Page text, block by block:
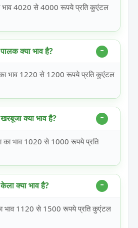
भाव 4020 से 4000 रूपये प्रति कुएंटल
क्या भाव है?
भाव 1220 से 1200 रूपये प्रति कुएंटल
क्या भाव है?
भाव 1020 से 1000 रूपये प्रति
क्या भाव है?
भाव 1120 से 1500 रूपये प्रति कुएंटल